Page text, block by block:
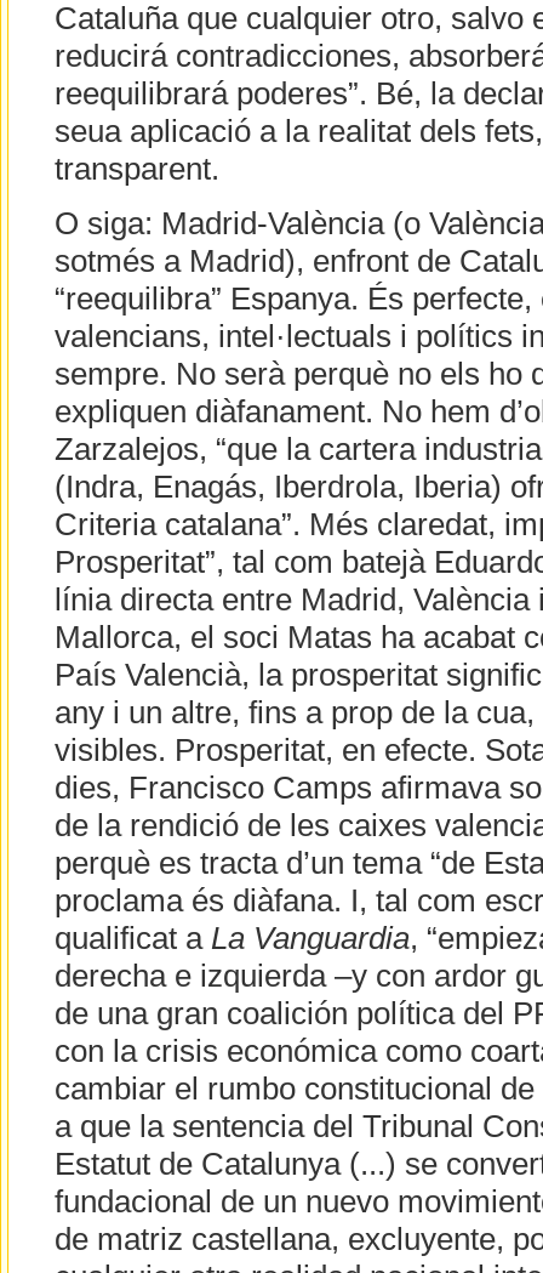
Cataluña que cualquier otro, salvo
reducirá contradicciones,
reequilibrará poderes”. Bé, la
seua aplicació a la realitat dels
transparent.
O siga: Madrid-València (o
sotmés a Madrid), enfront de
“reequilibra” Espanya. És
valencians, intel·lectuals i polítics
sempre. No serà perquè no els ho
expliquen diàfanament. No hem
Zarzalejos, “que la cartera
(Indra, Enagás, Iberdrola, Iberia)
Criteria catalana”. Més claredat,
Prosperitat”, tal com batejà
línia directa entre Madrid, València
Mallorca, el soci Matas ha acabat
País Valencià, la prosperitat
any i un altre, fins a prop de la
visibles. Prosperitat, en efecte.
dies, Francisco Camps afirmava
de la rendició de les caixes
perquè es tracta d’un tema “de
proclama és diàfana. I, tal com
qualificat a La Vanguardia,
derecha e izquierda –y con ardor
de una gran coalición política del
con la crisis económica como
cambiar el rumbo constitucional
a que la sentencia del Tribunal
Estatut de Catalunya (...) se
fundacional de un nuevo
de matriz castellana, excluyente,